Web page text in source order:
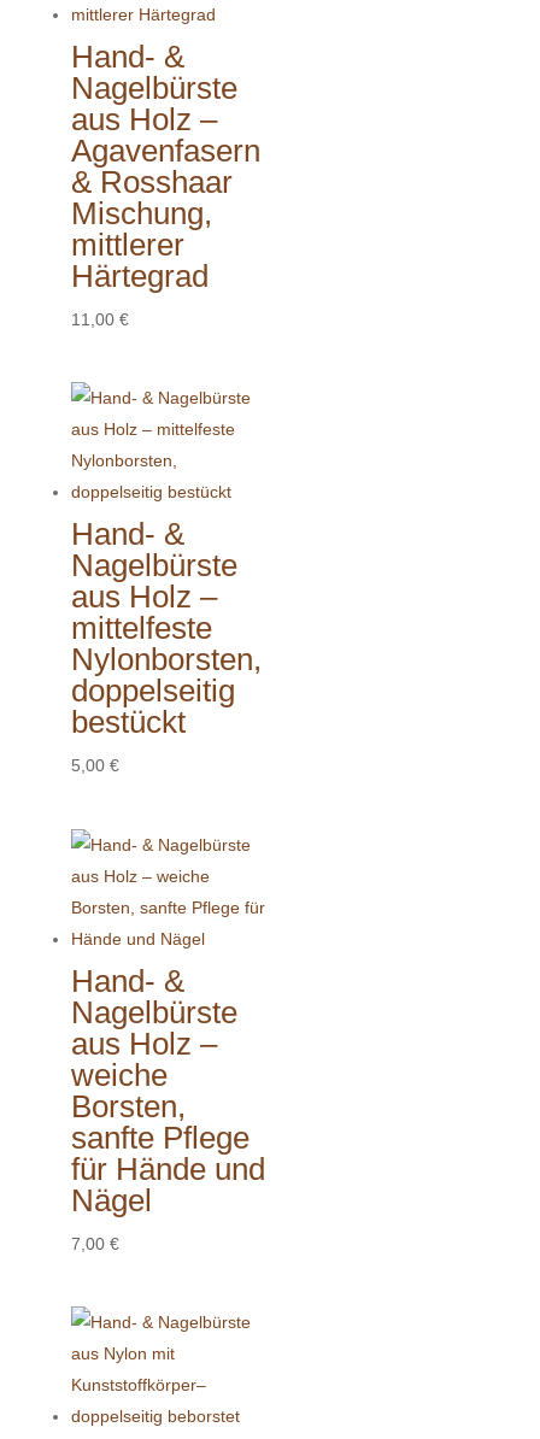
Hand- &
Nagelbürste
aus Holz –
Agavenfasern
& Rosshaar
Mischung,
mittlerer
Härtegrad
11,00 €
Hand- &
Nagelbürste
aus Holz –
mittelfeste
Nylonborsten,
doppelseitig
bestückt
5,00 €
Hand- &
Nagelbürste
aus Holz –
weiche
Borsten,
sanfte Pflege
für Hände und
Nägel
7,00 €